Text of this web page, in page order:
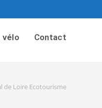
vélo Contact
de Loire Ecotourisme